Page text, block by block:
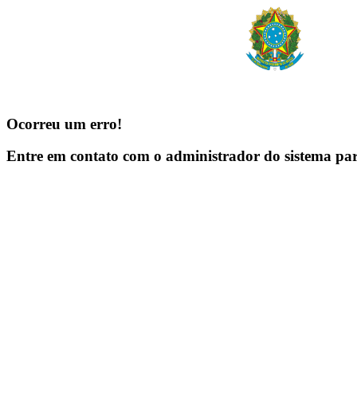
Ocorreu um erro!
Entre em contato com o administrador do sistema